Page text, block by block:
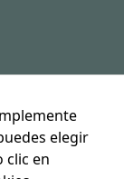
elegir
clic en